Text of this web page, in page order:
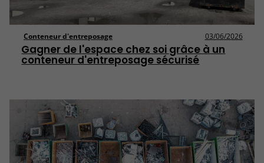
Conteneur d'entreposage 03/06/2026
Gagner de l'espace chez soi grâce à un
conteneur d'entreposage sécurisé